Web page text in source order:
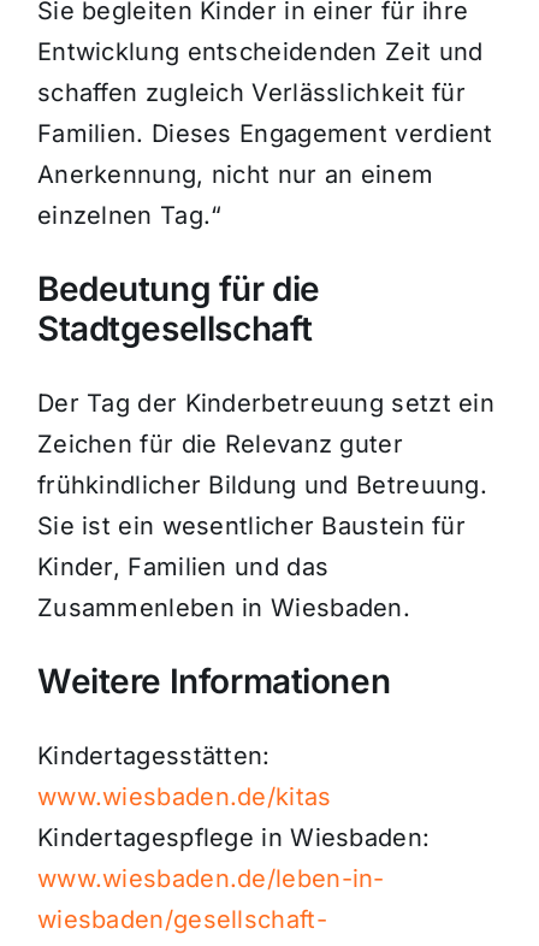
Sie begleiten Kinder in einer für ihre
Entwicklung entscheidenden Zeit und
schaffen zugleich Verlässlichkeit für
Familien. Dieses Engagement verdient
Anerkennung, nicht nur an einem
einzelnen Tag.“
Bedeutung für die
Stadtgesellschaft
Der Tag der Kinderbetreuung setzt ein
Zeichen für die Relevanz guter
frühkindlicher Bildung und Betreuung.
Sie ist ein wesentlicher Baustein für
Kinder, Familien und das
Zusammenleben in Wiesbaden.
Weitere Informationen
Kindertagesstätten:
www.wiesbaden.de/kitas
Kindertagespflege in Wiesbaden:
www.wiesbaden.de/leben-in-
wiesbaden/gesellschaft-